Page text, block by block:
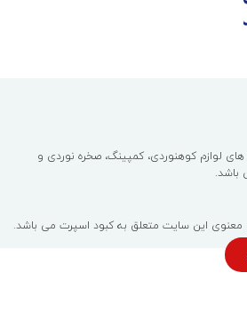
لوازم کوهنوردی، کمپینگ، صخره نوردی و
باشد.
کبود اسپرت می باشد.